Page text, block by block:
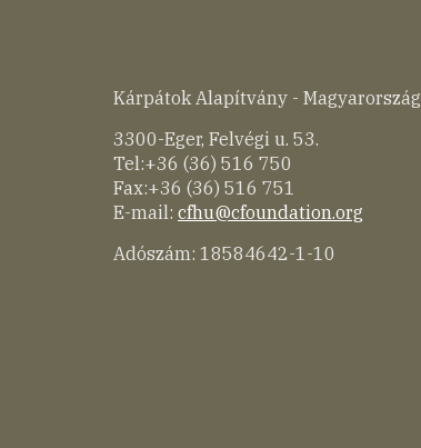
Kárpátok Alapítvány - Magyarország
3300-Eger, Felvégi u. 53.
Tel:+36 (36) 516 750
Fax:+36 (36) 516 751
E-mail: cfhu@cfoundation.org
Adószám: 18584642-1-10